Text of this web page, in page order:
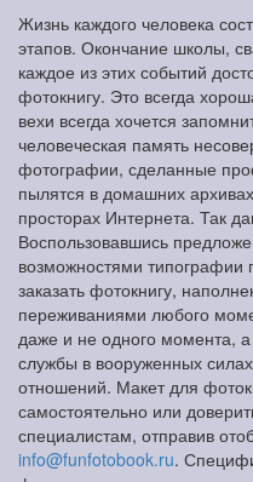
Жизнь каждого человека
этапов. Окончание школы,
каждое из этих событий
фотокнигу. Это всегда
вехи всегда хочется
человеческая память
фотографии, сделанные
пылятся в домашних
просторах Интернета. Так
Воспользовавшись
возможностями типографии
заказать фотокнигу,
переживаниями любого
даже и не одного момента,
службы в вооруженных
отношений. Макет для
самостоятельно или
специалистам, отправив
info@funfotobook.ru.